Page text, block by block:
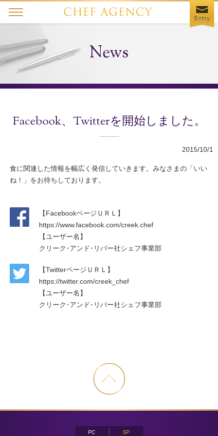
サービス紹介
About Us
News
ニュース
FAQ
よくあるご質問
Magazine
マガジン
News
Facebook、Twitterを開始しました。
2015/10/1
食に関連した情報を幅広く発信していきます。みなさまの「いい
ね！」をお待ちしております。
【FacebookページＵＲＬ】
https://www.facebook.com/creek.chef
【ユーザー名】
クリーク･アンド･リバー社シェフ事業部
【TwitterページＵＲＬ】
https://twitter.com/creek_chef
【ユーザー名】
クリーク･アンド･リバー社シェフ事業部
PC SP